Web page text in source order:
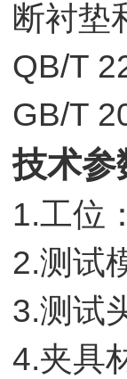
断衬垫
QB/T
GB/T
技术参
1.工位
2.测试
3.测试
4.夹具